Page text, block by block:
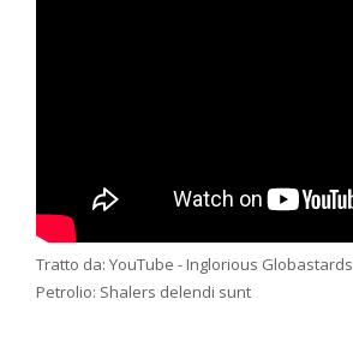
Tratto da: YouTube - Inglorious Globastards
Petrolio: Shalers delendi sunt